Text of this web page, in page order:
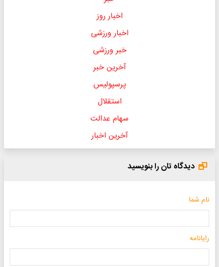
اخبار روز
اخبار ورزشی
خبر ورزشی
آخرین خبر
پرسپولیس
استقلال
سهام عدالت
آخرین اخبار
دیدگاه تان را بنویسید
نام شما
رایانامه